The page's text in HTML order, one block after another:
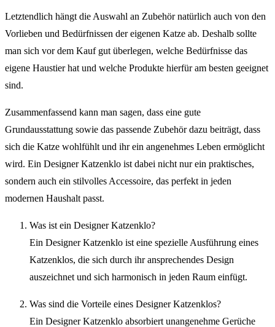
Letztendlich hängt die Auswahl an Zubehör natürlich auch von den
Vorlieben und Bedürfnissen der eigenen Katze ab. Deshalb sollte
man sich vor dem Kauf gut überlegen, welche Bedürfnisse das
eigene Haustier hat und welche Produkte hierfür am besten geeignet
sind.
Zusammenfassend kann man sagen, dass eine gute
Grundausstattung sowie das passende Zubehör dazu beiträgt, dass
sich die Katze wohlfühlt und ihr ein angenehmes Leben ermöglicht
wird. Ein Designer Katzenklo ist dabei nicht nur ein praktisches,
sondern auch ein stilvolles Accessoire, das perfekt in jeden
modernen Haushalt passt.
Was ist ein Designer Katzenklo?
Ein Designer Katzenklo ist eine spezielle Ausführung eines
Katzenklos, die sich durch ihr ansprechendes Design
auszeichnet und sich harmonisch in jeden Raum einfügt.
Was sind die Vorteile eines Designer Katzenklos?
Ein Designer Katzenklo absorbiert unangenehme Gerüche